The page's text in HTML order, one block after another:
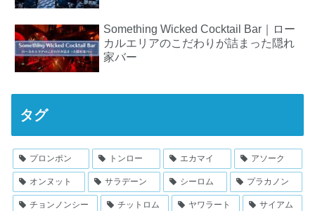
Something Wicked Cocktail Bar｜ロー
カルエリアのこだわりが詰まった隠れ
家バー
タグ
プロンポン トンロー エカマイ アソーク
オンヌット サラデーン シーロム プラカノン
チョンノンシー チットロム ヤワラート サイアム